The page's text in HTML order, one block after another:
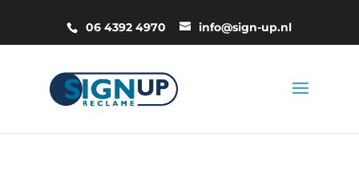
06 4392 4970 info@sign-up.nl